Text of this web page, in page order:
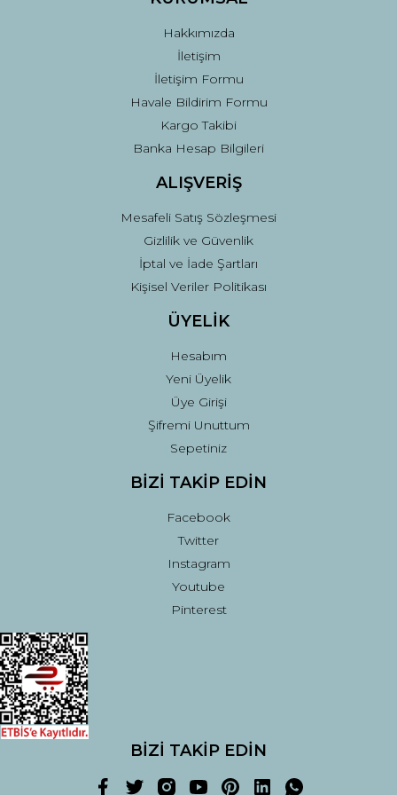
Gönder
Hakkımızda
İletişim
İletişim Formu
Havale Bildirim Formu
Kargo Takibi
Banka Hesap Bilgileri
ALIŞVERİŞ
Mesafeli Satış Sözleşmesi
Gizlilik ve Güvenlik
İptal ve İade Şartları
Kişisel Veriler Politikası
ÜYELİK
Hesabım
Yeni Üyelik
Üye Girişi
Şifremi Unuttum
Sepetiniz
BİZİ TAKİP EDİN
Facebook
Twitter
Instagram
Youtube
Pinterest
BİZİ TAKİP EDİN